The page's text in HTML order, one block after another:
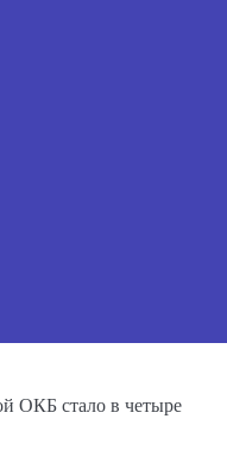
ОКБ стало в четыре